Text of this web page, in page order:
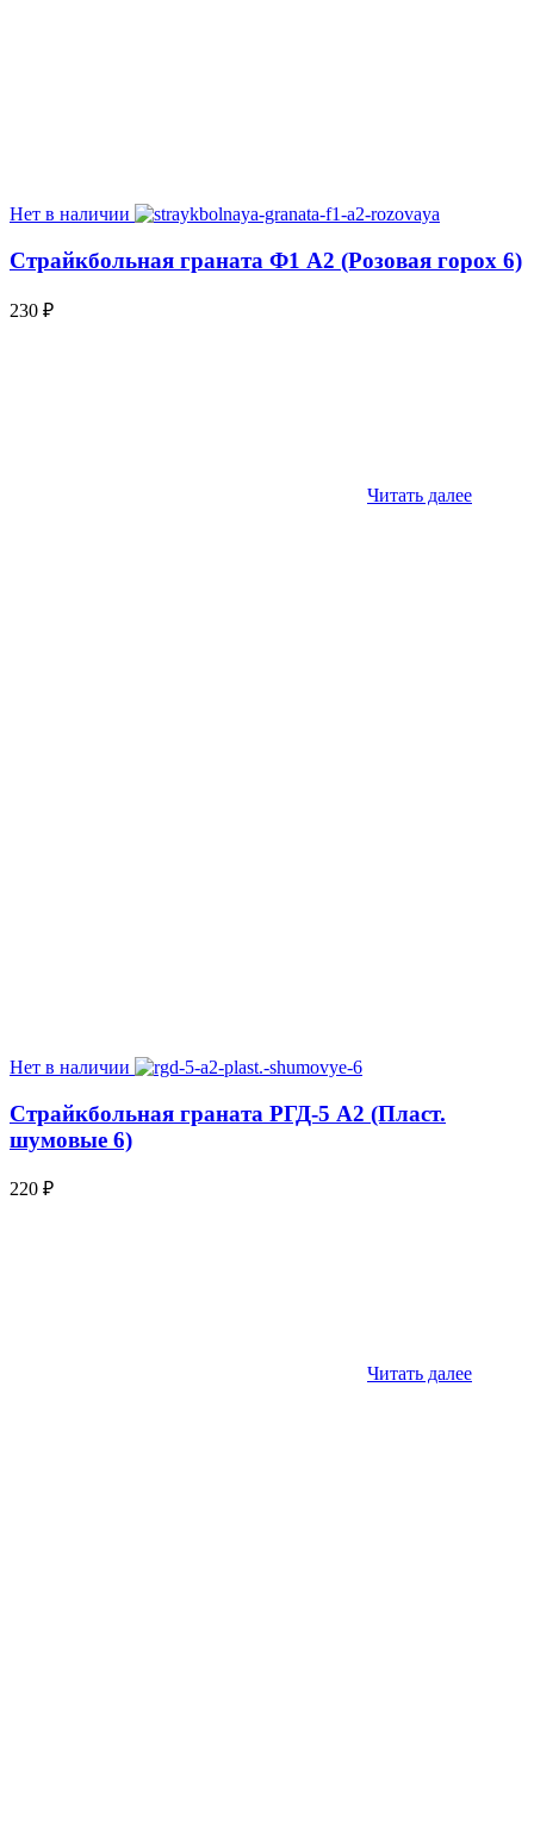
Нет в наличии
Страйкбольная граната Ф1 А2 (Розовая горох 6)
230 ₽
Читать далее
Нет в наличии
Страйкбольная граната РГД-5 А2 (Пласт.
шумовые 6)
220 ₽
Читать далее